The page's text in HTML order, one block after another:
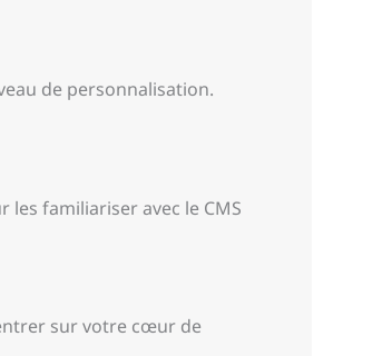
de personnalisation.
familiariser avec le CMS
sur votre cœur de